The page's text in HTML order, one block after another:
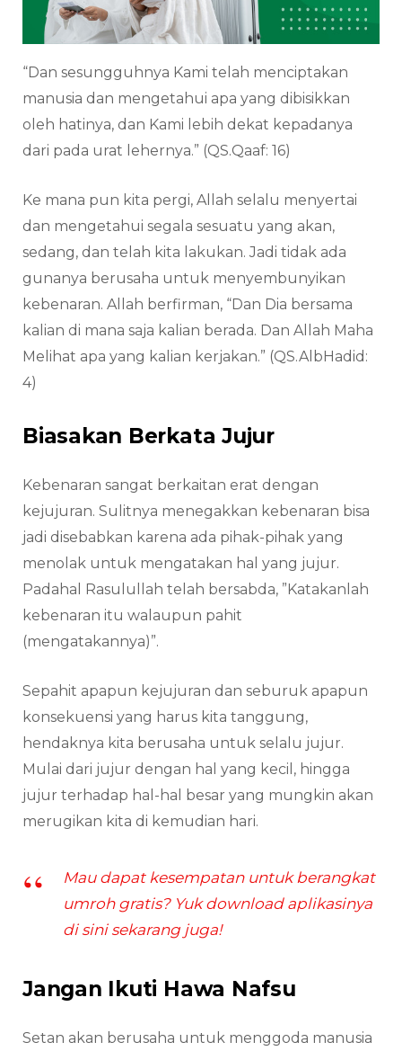
“Dan sesungguhnya Kami telah menciptakan
manusia dan mengetahui apa yang dibisikkan
oleh hatinya, dan Kami lebih dekat kepadanya
dari pada urat lehernya.” (QS.Qaaf: 16)
Ke mana pun kita pergi, Allah selalu menyertai
dan mengetahui segala sesuatu yang akan,
sedang, dan telah kita lakukan. Jadi tidak ada
gunanya berusaha untuk menyembunyikan
kebenaran. Allah berfirman, “Dan Dia bersama
kalian di mana saja kalian berada. Dan Allah Maha
Melihat apa yang kalian kerjakan.” (QS.AlbHadid:
4)
Biasakan Berkata Jujur
Kebenaran sangat berkaitan erat dengan
kejujuran. Sulitnya menegakkan kebenaran bisa
jadi disebabkan karena ada pihak-pihak yang
menolak untuk mengatakan hal yang jujur.
Padahal Rasulullah telah bersabda, ”Katakanlah
kebenaran itu walaupun pahit
(mengatakannya)”.
Sepahit apapun kejujuran dan seburuk apapun
konsekuensi yang harus kita tanggung,
hendaknya kita berusaha untuk selalu jujur.
Mulai dari jujur dengan hal yang kecil, hingga
jujur terhadap hal-hal besar yang mungkin akan
merugikan kita di kemudian hari.
Mau dapat kesempatan untuk berangkat
umroh gratis? Yuk download aplikasinya
di sini sekarang juga!
Jangan Ikuti Hawa Nafsu
Setan akan berusaha untuk menggoda manusia